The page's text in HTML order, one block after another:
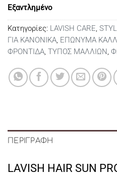
Εξαντλημένο
Κατηγορίες: LAVISH CARE,
ΓΙΑ ΚΑΝΟΝΙΚΑ, ΕΠΩΝΥΜΑ
ΦΡΟΝΤΙΔΑ, ΤΥΠΟΣ ΜΑΛΛΙΩΝ,
ΠΕΡΙΓΡΑΦΉ
LAVISH HAIR SUN